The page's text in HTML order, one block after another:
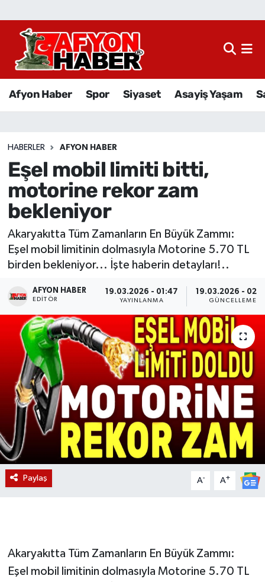
Afyon Haber Spor Siyaset Asayiş Yaşam
HABERLER AFYON HABER
Eşel mobil limiti bitti,
motorine rekor zam
bekleniyor
Akaryakıtta Tüm Zamanların En Büyük Zammı:
Eşel mobil limitinin dolmasıyla Motorine 5.70 TL
birden bekleniyor... İşte haberin detayları!..
AFYON HABER
EDITÖR
19.03.2026 - 01:47
YAYINLANMA
19.03.2026 -
GÜNCELLEME
Paylaş A- A+
Akaryakıtta Tüm Zamanların En Büyük Zammı:
Eşel mobil limitinin dolmasıyla Motorine 5.70 TL
Afyon Haber
Sağlık
Eğitim
Ekonomi
Magazin
Etkinlikler